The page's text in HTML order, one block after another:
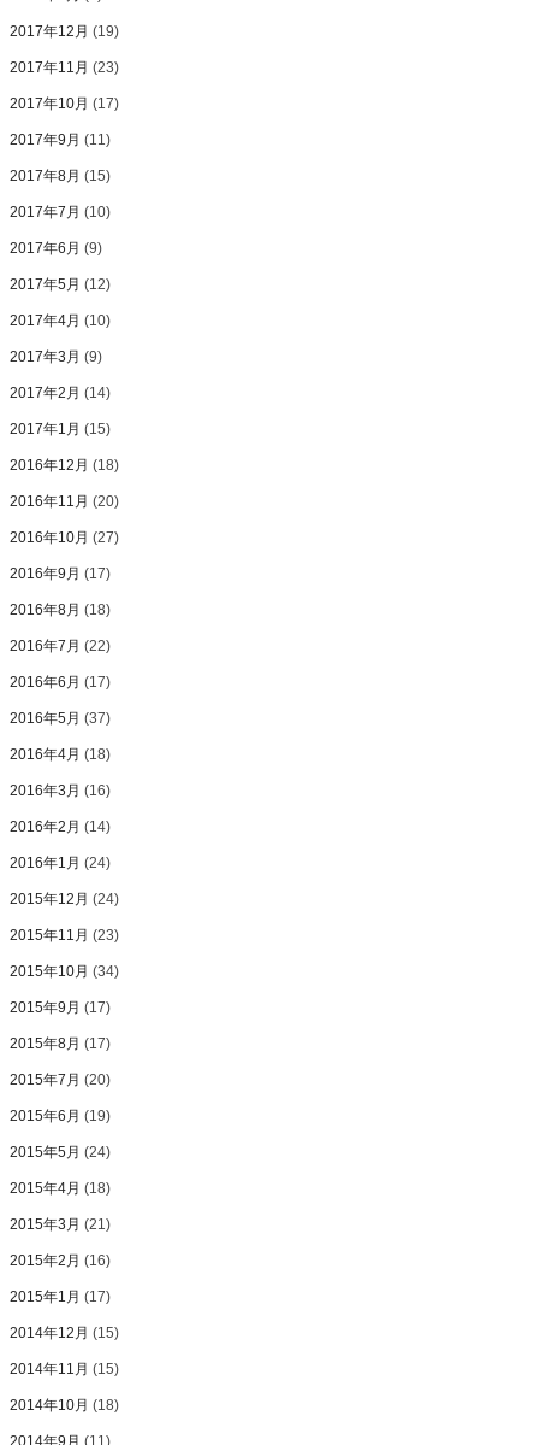
2017年12月 (19)
2017年11月 (23)
2017年10月 (17)
2017年9月 (11)
2017年8月 (15)
2017年7月 (10)
2017年6月 (9)
2017年5月 (12)
2017年4月 (10)
2017年3月 (9)
2017年2月 (14)
2017年1月 (15)
2016年12月 (18)
2016年11月 (20)
2016年10月 (27)
2016年9月 (17)
2016年8月 (18)
2016年7月 (22)
2016年6月 (17)
2016年5月 (37)
2016年4月 (18)
2016年3月 (16)
2016年2月 (14)
2016年1月 (24)
2015年12月 (24)
2015年11月 (23)
2015年10月 (34)
2015年9月 (17)
2015年8月 (17)
2015年7月 (20)
2015年6月 (19)
2015年5月 (24)
2015年4月 (18)
2015年3月 (21)
2015年2月 (16)
2015年1月 (17)
2014年12月 (15)
2014年11月 (15)
2014年10月 (18)
2014年9月 (11)